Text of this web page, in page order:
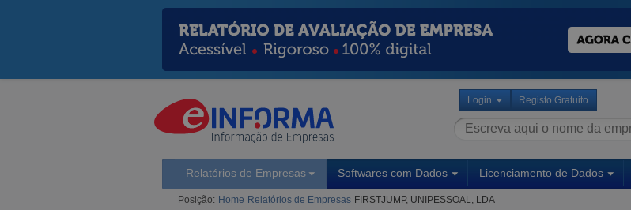
Login Registo Gratuito
Relatórios de Empresas Softwares com Dados Licenciamento de Dados
Posição: Home Relatórios de Empresas FIRSTJUMP, UNIPESSOAL, LDA